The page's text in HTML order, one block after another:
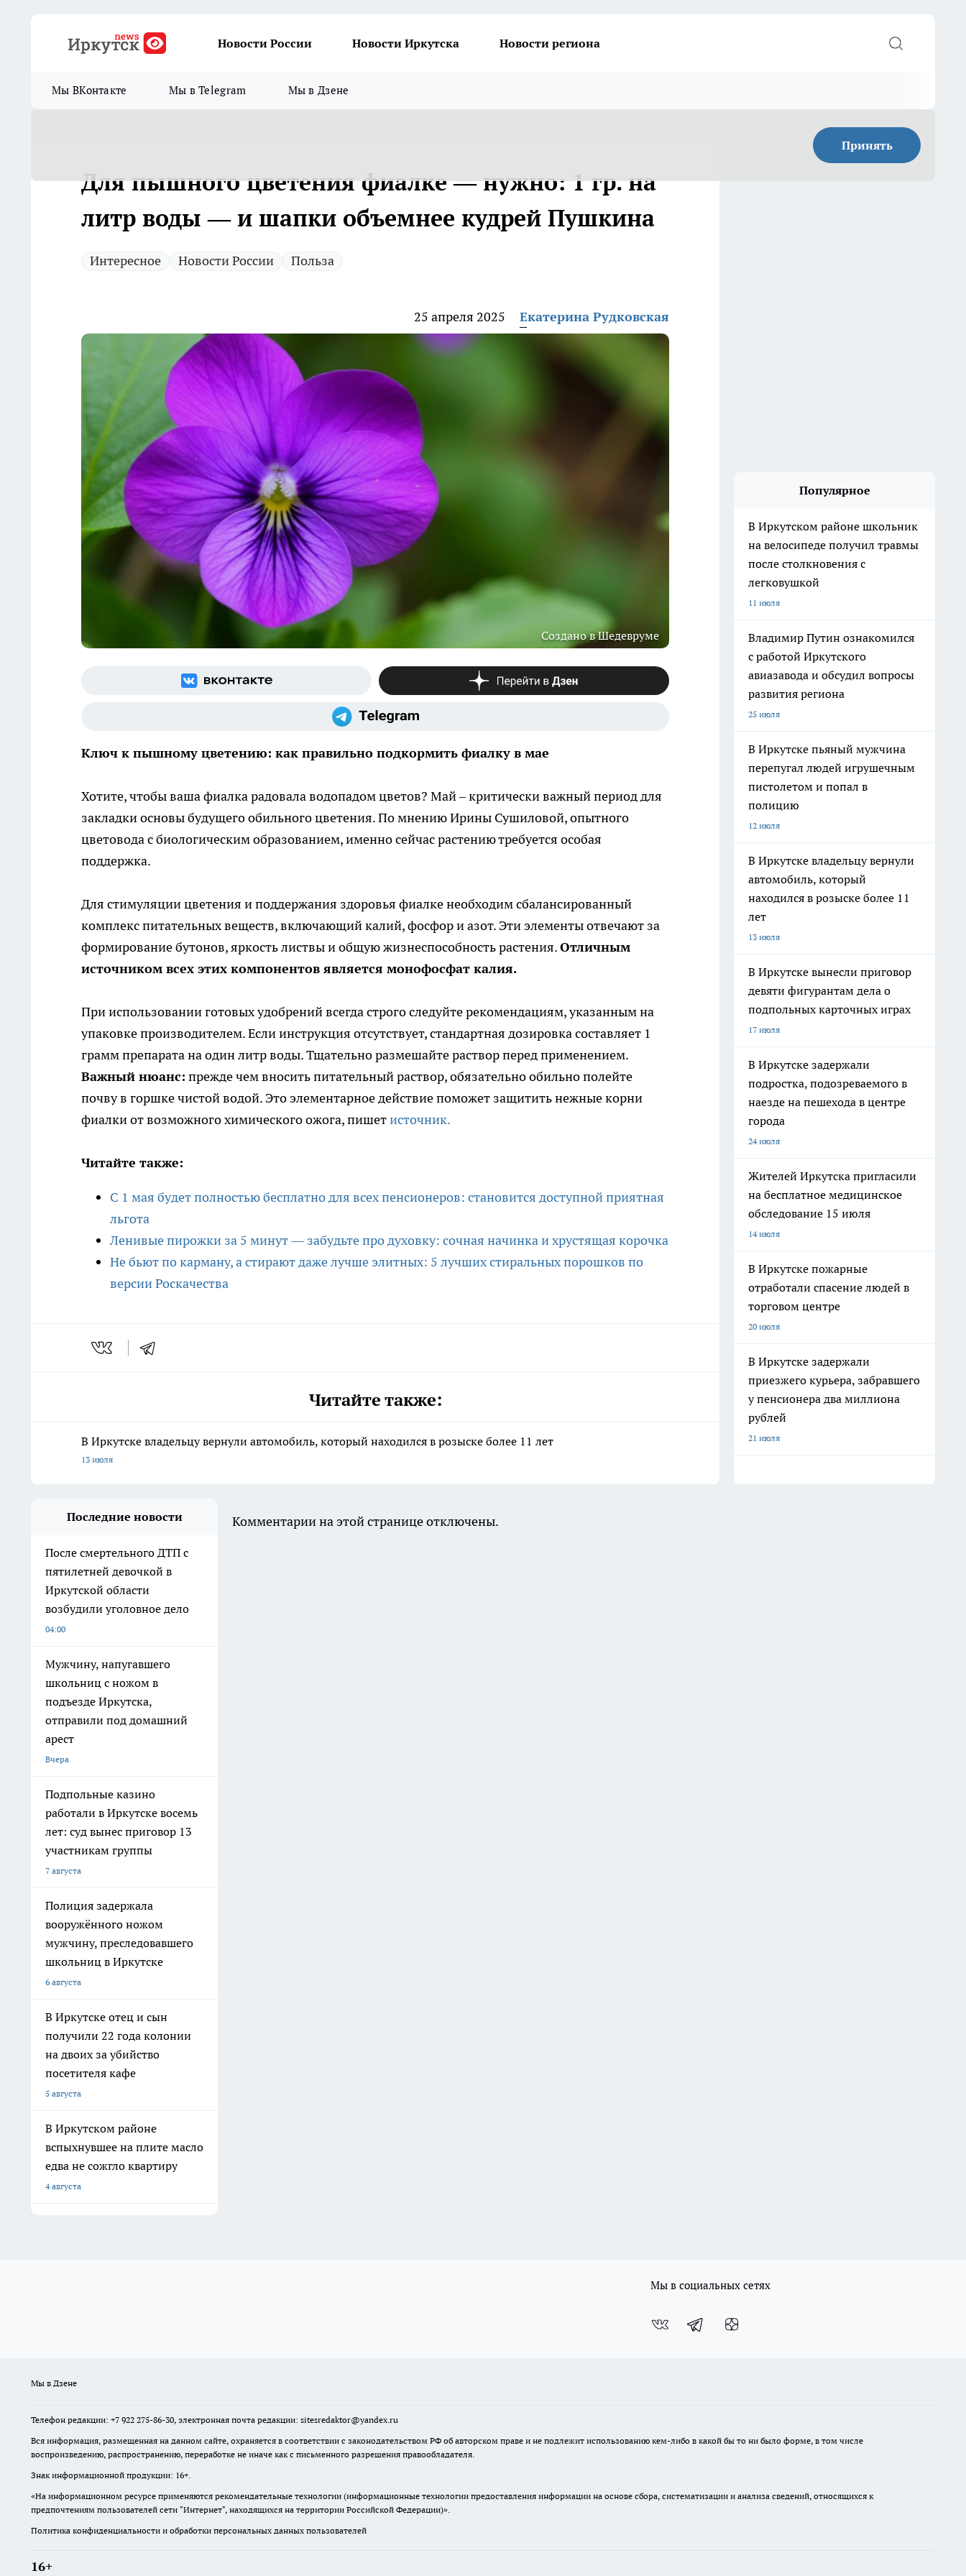
Новости России Новости Иркутска Новости региона
Мы ВКонтакте Мы в Telegram Мы в Дзене
Принять
Для пышного цветения фиалке — нужно: 1 гр. на
литр воды — и шапки объемнее кудрей Пушкина
Интересное Новости России Польза
25 апреля 2025 Екатерина Рудковская
Создано в Шедевруме
Ключ к пышному цветению: как правильно подкормить фиалку в мае
Хотите, чтобы ваша фиалка радовала водопадом цветов? Май – критически важный период для
закладки основы будущего обильного цветения. По мнению Ирины Сушиловой, опытного
цветовода с биологическим образованием, именно сейчас растению требуется особая
поддержка.
Для стимуляции цветения и поддержания здоровья фиалке необходим сбалансированный
комплекс питательных веществ, включающий калий, фосфор и азот. Эти элементы отвечают за
формирование бутонов, яркость листвы и общую жизнеспособность растения.Отличным
источником всех этих компонентов является монофосфат калия.
При использовании готовых удобрений всегда строго следуйте рекомендациям, указанным на
упаковке производителем. Если инструкция отсутствует, стандартная дозировка составляет 1
грамм препарата на один литр воды. Тщательно размешайте раствор перед применением.
Важный нюанс: прежде чем вносить питательный раствор, обязательно обильно полейте
почву в горшке чистой водой. Это элементарное действие поможет защитить нежные корни
фиалки от возможного химического ожога, пишетисточник.
Читайте также:
С 1 мая будет полностью бесплатно для всех пенсионеров: становится доступной приятная
льгота
Ленивые пирожки за 5 минут — забудьте про духовку: сочная начинка и хрустящая корочка
Не бьют по карману, а стирают даже лучше элитных: 5 лучших стиральных порошков по
версии Роскачества
Читайте также:
В Иркутске владельцу вернули автомобиль, который находился в розыске более 11 лет
13 июля
Популярное
В Иркутском районе школьник
на велосипеде получил травмы
после столкновения с
легковушкой
11 июля
Владимир Путин ознакомился
с работой Иркутского
авиазавода и обсудил вопросы
развития региона
25 июля
В Иркутске пьяный мужчина
перепугал людей игрушечным
пистолетом и попал в
полицию
12 июля
В Иркутске владельцу вернули
автомобиль, который
находился в розыске более 11
лет
13 июля
В Иркутске вынесли приговор
девяти фигурантам дела о
подпольных карточных играх
17 июля
В Иркутске задержали
подростка, подозреваемого в
наезде на пешехода в центре
города
24 июля
Жителей Иркутска пригласили
на бесплатное медицинское
обследование 15 июля
14 июля
В Иркутске пожарные
отработали спасение людей в
торговом центре
20 июля
В Иркутске задержали
приезжего курьера, забравшего
у пенсионера два миллиона
рублей
21 июля
Последние новости
После смертельного ДТП с
пятилетней девочкой в
Иркутской области
возбудили уголовное дело
04:00
Мужчину, напугавшего
школьниц с ножом в
подъезде Иркутска,
отправили под домашний
арест
Вчера
Подпольные казино
работали в Иркутске восемь
лет: суд вынес приговор 13
участникам группы
7 августа
Полиция задержала
вооружённого ножом
мужчину, преследовавшего
школьниц в Иркутске
6 августа
В Иркутске отец и сын
получили 22 года колонии
на двоих за убийство
посетителя кафе
5 августа
В Иркутском районе
вспыхнувшее на плите масло
едва не сожгло квартиру
4 августа
Комментарии на этой странице отключены.
Мы в социальных сетях
Мы в Дзене
Телефон редакции: +7 922 275-86-30, электронная почта редакции: sitesredaktor@yandex.ru
Вся информация, размещенная на данном сайте, охраняется в соответствии с законодательством РФ об авторском праве и не подлежит использованию кем-либо в какой бы то ни было форме, в том числе
воспроизведению, распространению, переработке не иначе как с письменного разрешения правообладателя.
Знак информационной продукции: 16+.
«На информационном ресурсе применяются рекомендательные технологии (информационные технологии предоставления информации на основе сбора, систематизации и анализа сведений, относящихся к
предпочтениям пользователей сети "Интернет", находящихся на территории Российской Федерации)».
Политика конфиденциальности и обработки персональных данных пользователей
16+